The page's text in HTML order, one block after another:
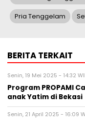
Pria Tenggelam
BERITA TERKAIT
Senin, 19 Mei 2025 - 14:32
Program PROPAMI
anak Yatim di Bekasi
Senin, 21 April 2025 - 16:09